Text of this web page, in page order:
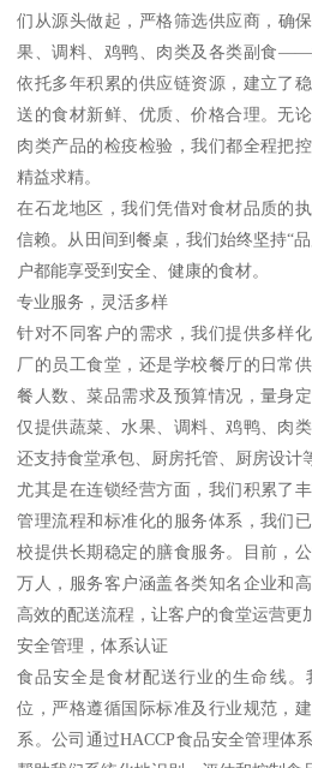
们从源头做起，严格筛选供应商，确
果、调料、鸡鸭、肉类及各类副食
依托多年积累的供应链资源，建立了
送的食材新鲜、优质、价格合理。无
肉类产品的检疫检验，我们都全程把
精益求精。
在石龙地区，我们凭借对食材品质的
信赖。从田间到餐桌，我们始终坚持“
户都能享受到安全、健康的食材。
专业服务，灵活多样
针对不同客户的需求，我们提供多样
厂的员工食堂，还是学校餐厅的日常
餐人数、菜品需求及预算情况，量身
仅提供蔬菜、水果、调料、鸡鸭、肉
还支持食堂承包、厨房托管、厨房设计
尤其是在连锁经营方面，我们积累了
管理流程和标准化的服务体系，我们
校提供长期稳定的膳食服务。目前，
万人，服务客户涵盖各类知名企业和
高效的配送流程，让客户的食堂运营更
安全管理，体系认证
食品安全是食材配送行业的生命线
位，严格遵循国际标准及行业规范，
系。公司通过HACCP食品安全管理体